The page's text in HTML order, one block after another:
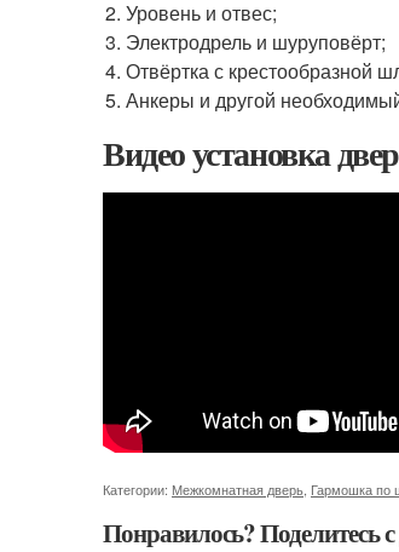
Уровень и отвес;
Электродрель и шуруповёрт;
Отвёртка с крестообразной
Анкеры и другой
Видео установка
Категории: Межкомнатная дверь Гармошка по
Понравилось? Поделитесь